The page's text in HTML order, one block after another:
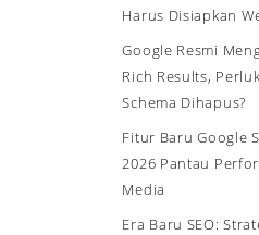
Harus Disiapkan
Google Resmi
Rich Results,
Schema Dihapus?
Fitur Baru Google
2026 Pantau
Media
Era Baru SEO: